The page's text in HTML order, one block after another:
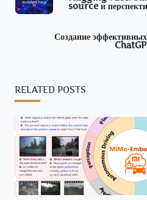
class="nav-
subtitle
reader-
text">Page</
source и
Создание
RELATED POSTS